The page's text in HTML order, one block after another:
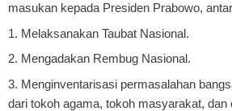
masukan kepada Presiden Prabowo,
1. Melaksanakan Taubat Nasional.
2. Mengadakan Rembug Nasional.
3. Menginventarisasi permasalahan
dari tokoh agama, tokoh masyarakat, dan